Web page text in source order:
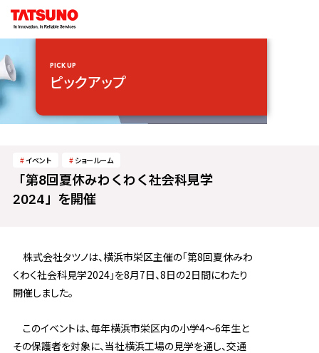
PICK UP
ピックアップ
イベント ショールーム
「第8回夏休みわくわく社会科見学
2024」を開催
株式会社タツノは、横浜市栄区主催の「第8回夏休みわ
くわく社会科見学2024」を8月7日、8日の2日間にわたり
開催しました。
このイベントは、毎年横浜市栄区内の小学4～6年生と
その保護者を対象に、当社横浜工場の見学を通し、交通